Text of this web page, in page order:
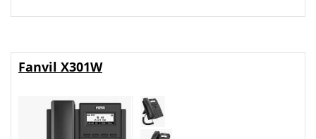
Fanvil X301W